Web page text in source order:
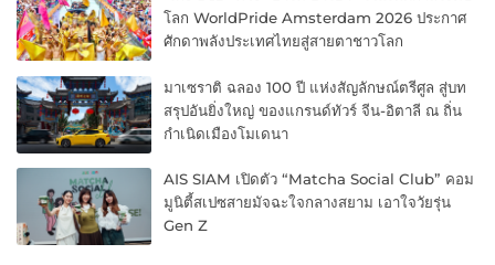
โลก WorldPride Amsterdam 2026 ประกาศ
ศักดาพลังประเทศไทยสู่สายตาชาวโลก
มาเซราติ ฉลอง 100 ปี แห่งสัญลักษณ์ตรีศูล สู่บท
สรุปอันยิ่งใหญ่ ของแกรนด์ทัวร์ จีน-อิตาลี ณ ถิ่น
กำเนิดเมืองโมเดนา
AIS SIAM เปิดตัว “Matcha Social Club” คอม
มูนิตี้สเปซสายมัจฉะใจกลางสยาม เอาใจวัยรุ่น
Gen Z